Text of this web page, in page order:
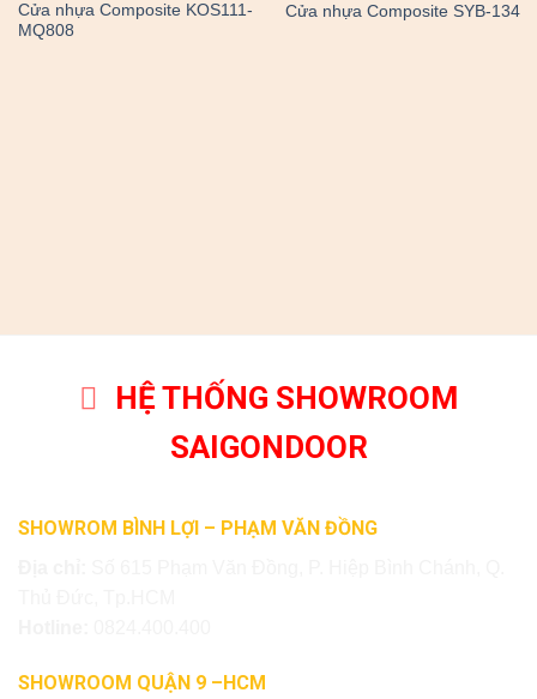
Cửa nhựa Composite KOS111-
MQ808
Cửa nhựa Composite SYB-134
HỆ THỐNG SHOWROOM
SAIGONDOOR
SHOWROM BÌNH LỢI – PHẠM VĂN ĐỒNG
SHOWROOM QUẬN 9 –HCM